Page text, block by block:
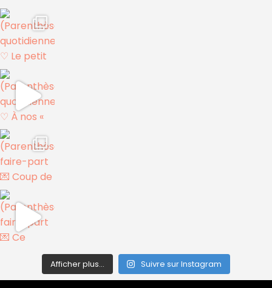
Afficher plus... Suivre sur Instagram